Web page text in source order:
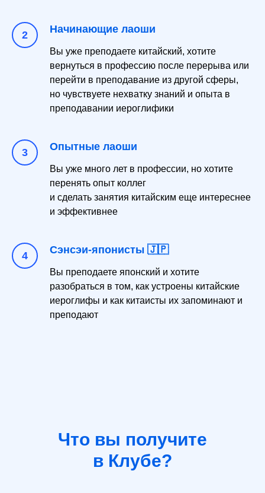
Начинающие лаоши
Вы уже преподаете китайский, хотите
вернуться в профессию после перерыва или
перейти в преподавание из другой сферы,
но чувствуете нехватку знаний и опыта в
преподавании иероглифики
Опытные лаоши
Вы уже много лет в профессии, но хотите
перенять опыт коллег
и сделать занятия китайским еще интереснее
и эффективнее
Сэнсэи-японисты 🇯🇵
Вы преподаете японский и хотите
разобраться в том, как устроены китайские
иероглифы и как китаисты их запоминают и
преподают
Что вы получите
в Клубе?